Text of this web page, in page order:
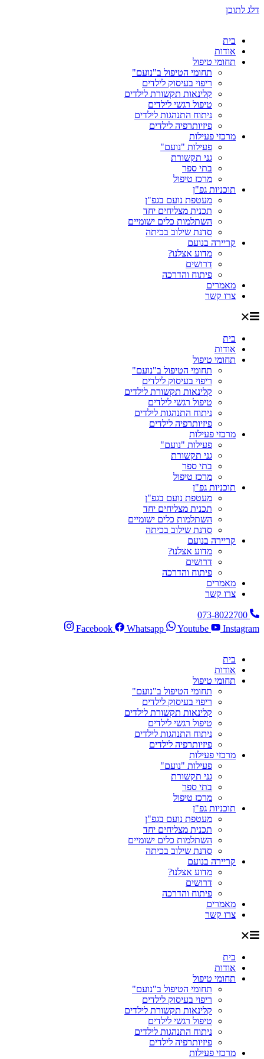
דלג לתוכן
בית
אודות
תחומי טיפול
תחומי הטיפול ב"נועם"
ריפוי בעיסוק לילדים
קלינאות תקשורת לילדים
טיפול רגשי לילדים
ניתוח התנהגות לילדים
פיזיותרפיה לילדים
מרכזי פעילות
פעילות "נועם"
גני תקשורת
בתי ספר
מרכז טיפול
תוכניות גפ"ן
מעטפת נועם בגפ"ן
תכנית מצליחים יחד
השתלמות כלים ישומיים
סדנת שילוב בכיתה
קריירה בנועם
מדוע אצלנו?
דרושים
פיתוח והדרכה
מאמרים
צרו קשר
בית
אודות
תחומי טיפול
תחומי הטיפול ב"נועם"
ריפוי בעיסוק לילדים
קלינאות תקשורת לילדים
טיפול רגשי לילדים
ניתוח התנהגות לילדים
פיזיותרפיה לילדים
מרכזי פעילות
פעילות "נועם"
גני תקשורת
בתי ספר
מרכז טיפול
תוכניות גפ"ן
מעטפת נועם בגפ"ן
תכנית מצליחים יחד
השתלמות כלים ישומיים
סדנת שילוב בכיתה
קריירה בנועם
מדוע אצלנו?
דרושים
פיתוח והדרכה
מאמרים
צרו קשר
073-8022700
Facebook
Whatsapp Youtube Instagram
בית
אודות
תחומי טיפול
תחומי הטיפול ב"נועם"
ריפוי בעיסוק לילדים
קלינאות תקשורת לילדים
טיפול רגשי לילדים
ניתוח התנהגות לילדים
פיזיותרפיה לילדים
מרכזי פעילות
פעילות "נועם"
גני תקשורת
בתי ספר
מרכז טיפול
תוכניות גפ"ן
מעטפת נועם בגפ"ן
תכנית מצליחים יחד
השתלמות כלים ישומיים
סדנת שילוב בכיתה
קריירה בנועם
מדוע אצלנו?
דרושים
פיתוח והדרכה
מאמרים
צרו קשר
בית
אודות
תחומי טיפול
תחומי הטיפול ב"נועם"
ריפוי בעיסוק לילדים
קלינאות תקשורת לילדים
טיפול רגשי לילדים
ניתוח התנהגות לילדים
פיזיותרפיה לילדים
מרכזי פעילות